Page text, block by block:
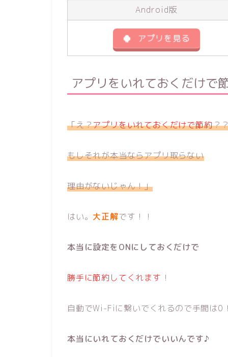
Android版
アプリを見る
アプリをいれておくだけで
「え？アプリをいれておくだけで節約？
もしそれが本当ならアプリ取らない
理由がないじゃん！」
はい。 大正解です！！
本当に設定をONにしておくだけで
勝手に節約してくれます ！
自動でWi-Fiに繋いでくれるので手間は0
本当にいれておくだけでいいんです♪